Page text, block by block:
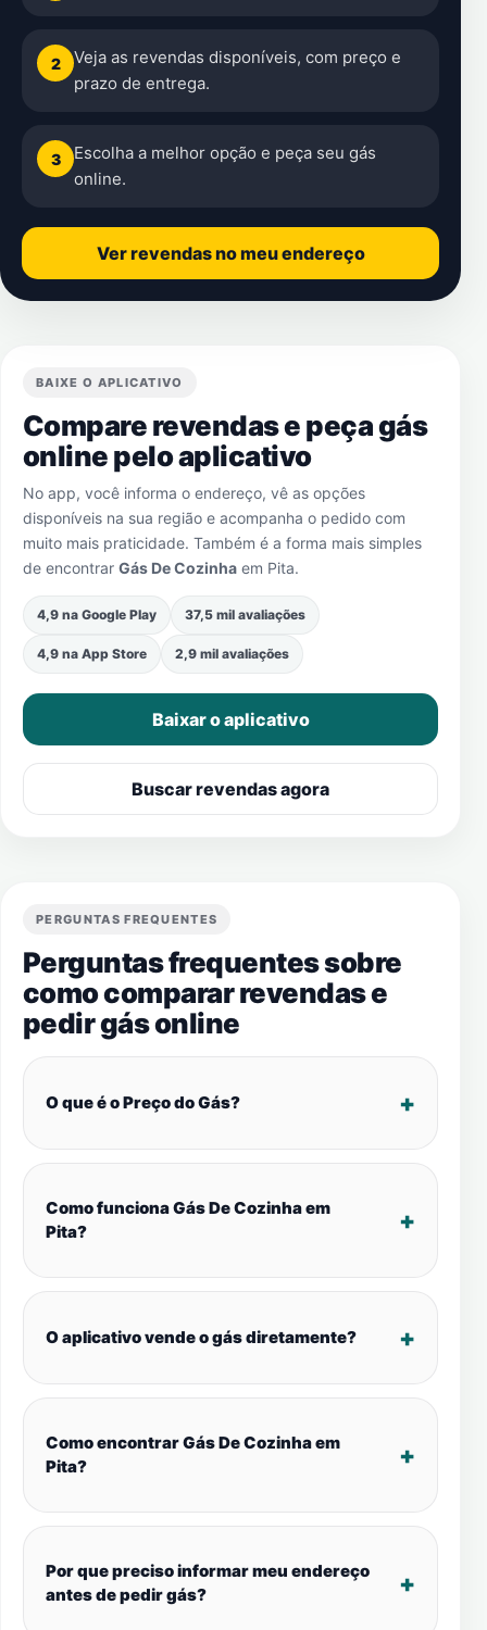
2
Veja as revendas disponíveis, com preço e
prazo de entrega.
3
Escolha a melhor opção e peça seu gás
online.
Ver revendas no meu endereço
BAIXE O APLICATIVO
Compare revendas e peça gás
online pelo aplicativo
No app, você informa o endereço, vê as opções
disponíveis na sua região e acompanha o pedido com
muito mais praticidade. Também é a forma mais simples
de encontrar Gás De Cozinha em Pita.
4,9 na Google Play 37,5 mil avaliações
4,9 na App Store 2,9 mil avaliações
Baixar o aplicativo
Buscar revendas agora
PERGUNTAS FREQUENTES
Perguntas frequentes sobre
como comparar revendas e
pedir gás online
O que é o Preço do Gás?
Como funciona Gás De Cozinha em
Pita?
O aplicativo vende o gás diretamente?
Como encontrar Gás De Cozinha em
Pita?
Por que preciso informar meu endereço
antes de pedir gás?